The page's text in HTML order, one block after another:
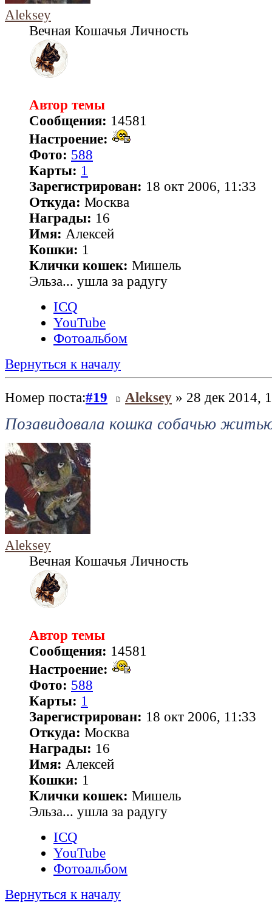
Aleksey
Вечная Кошачья Личность
Автор темы
Сообщения: 14581
Настроение:
Фото: 588
Карты: 1
Зарегистрирован: 18 окт 2006, 11:33
Откуда: Москва
Награды: 16
Имя: Алексей
Кошки: 1
Клички кошек: Мишель
Эльза... ушла за радугу
ICQ
YouTube
Фотоальбом
Вернуться к началу
Номер поста:#19 Aleksey » 28 дек 2014,
Позавидовала кошка собачью
Aleksey
Вечная Кошачья Личность
Автор темы
Сообщения: 14581
Настроение:
Фото: 588
Карты: 1
Зарегистрирован: 18 окт 2006, 11:33
Откуда: Москва
Награды: 16
Имя: Алексей
Кошки: 1
Клички кошек: Мишель
Эльза... ушла за радугу
ICQ
YouTube
Фотоальбом
Вернуться к началу